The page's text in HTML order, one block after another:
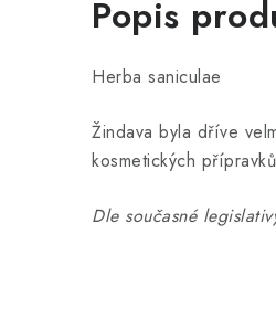
Popis
Herba saniculae
Žindava byla dříve
kosmetických
Dle současné